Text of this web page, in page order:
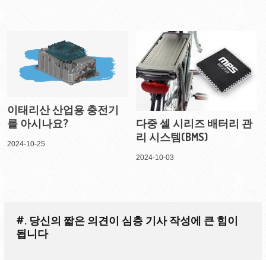
이태리산 산업용 충전기
를 아시나요?
2024-10-25
다중 셀 시리즈 배터리 관
리 시스템(BMS)
2024-10-03
#. 당신의 짧은 의견이 심층 기사 작성에 큰 힘이
됩니다